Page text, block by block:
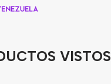
VISTOS